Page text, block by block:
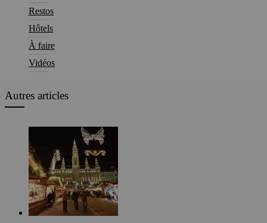
Restos
Hôtels
À faire
Vidéos
Autres articles